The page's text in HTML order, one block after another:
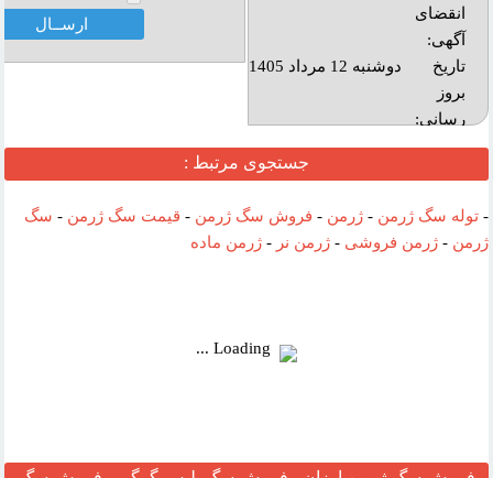
انقضای
آگهی:
تاريخ
بروز
رساني:
دوشنبه 12 مرداد 1405
آدرس
وب :‌
جستجوی مرتبط :
-توله سگ ژرمن -ژرمن - فروش سگ ژرمن - قیمت سگ ژرمن - سگ
ژرمن -ژرمن فروشی -ژرمن نر -ژرمن ماده